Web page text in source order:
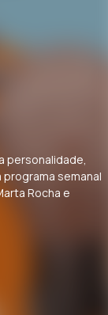
personalidade,
semanal
Rocha e